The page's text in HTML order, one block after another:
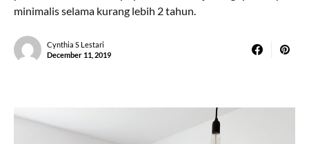
minimalis selama kurang lebih 2 tahun.
Cynthia S Lestari
December 11, 2019